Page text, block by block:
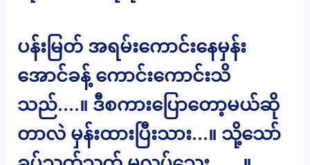
ပန်းမြတ် အရမ်းကောင်းနေမှန်း
အောင်ခန့် ကောင်းကောင်းသိ
သည်….။ ဒီစကားပြောတော့မယ်ဆို
တာလဲ မှန်းထားပြီးသား…။ သို့သော်